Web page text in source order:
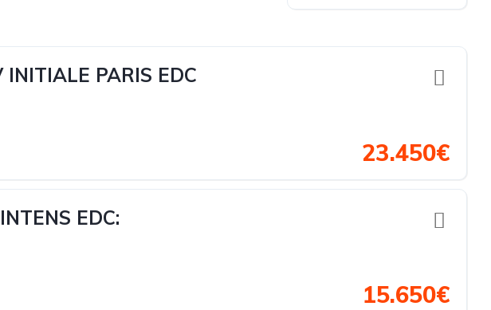
INITIALE PARIS EDC
23.450€
EDC:
15.650€